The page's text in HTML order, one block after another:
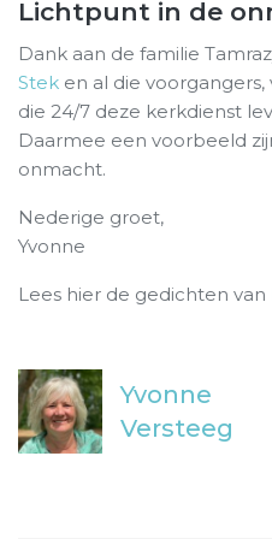
Lichtpunt in de
Dank aan de familie
Stek en al die
die 24/7 deze kerkdienst
Daarmee een voorbeeld
onmacht.
Nederige groet,
Yvonne
Lees hier de gedichten van
Yvonne
Versteeg